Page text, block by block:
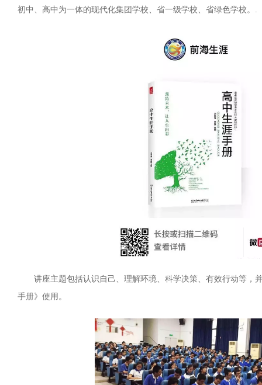
初中、高中为一体的现代化集团学校、省一级学校、省绿色学校。.
讲座主题包括认识自己、理解环境、科学决策、有效行动等，
手册》使用。